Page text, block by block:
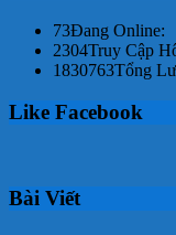
73Đang Online:
2304Truy Cập
1830763Tổng
Like Facebook
Bài Viết